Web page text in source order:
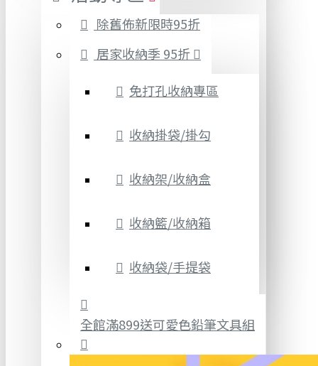
除舊佈新限時95折
居家收納季 95折
免打孔收納專區
收納掛袋/掛勾
收納架/收納盒
收納籃/收納箱
收納袋/手提袋
全館滿899送可愛色鉛筆文具組